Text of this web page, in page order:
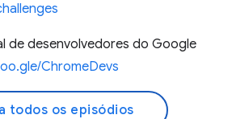
de desenvolvedores do Google
ChromeDevs
todos os episódios